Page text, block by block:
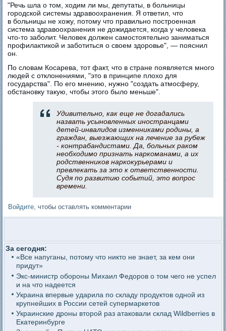
"Речь шла о том, ходим ли мы, депутаты, в больницы
городской системы здравоохранения. Я ответил, что
в больницы не хожу, потому что правильно построенная
система здравоохранения не дожидается, когда у человека
что-то заболит. Человек должен самостоятельно заниматься
профилактикой и заботиться о своем здоровье", — пояснил
он.
По словам Косарева, тот факт, что в стране появляется много
людей с отклонениями, "это в принципе плохо для
государства". По его мнению, нужно "создать атмосферу,
обстановку такую, чтобы этого было меньше".
Удивительно, как еще не догадались
назвать усыновленных иностранцами
детей-инвалидов изменниками родины, а
граждан, выезжающих на лечение за рубеж
- контрабандистами. Да, больных раком
необходимо признать наркоманами, а их
родственников наркокурьерами и
превлекать за это к ответственности.
Судя по развитию событий, это вопрос
времени.
Войдите, чтобы оставлять комментарии
За сегодня:
«Все напуганы, потому что никто не знает, за кем они
придут»
Экс-министр обороны Михаил Федоров о том чего не успел
и на что надеется
Украина впервые ударила по складу продуктов одной из
крупнейших в России сетей супермаркетов
Украинские дроны второй раз атаковали склад Wildberries в
Екатеринбурге